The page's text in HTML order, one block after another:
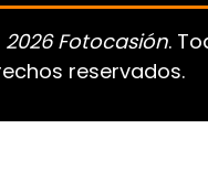
2026 Fotocasión.
reservados.